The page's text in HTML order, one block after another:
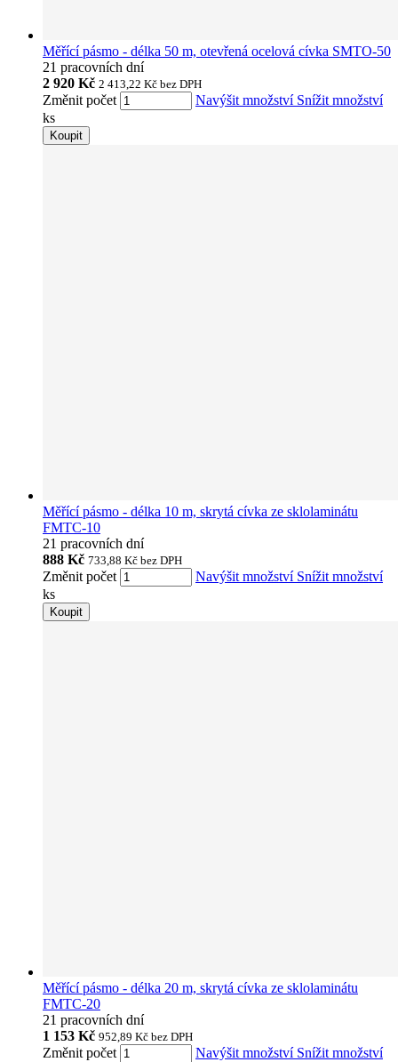
Měřící pásmo - délka 50 m, otevřená ocelová cívka SMTO-50
21 pracovních dní
2 920 Kč 2 413,22 Kč bez DPH
Změnit počet Navýšit množství Snížit množství
ks
Koupit
Měřící pásmo - délka 10 m, skrytá cívka ze sklolaminátu
FMTC-10
21 pracovních dní
888 Kč 733,88 Kč bez DPH
Změnit počet Navýšit množství Snížit množství
ks
Koupit
Měřící pásmo - délka 20 m, skrytá cívka ze sklolaminátu
FMTC-20
21 pracovních dní
1 153 Kč 952,89 Kč bez DPH
Změnit počet Navýšit množství Snížit množství